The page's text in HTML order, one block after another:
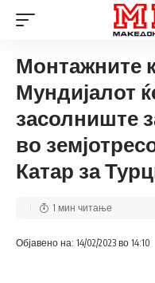
Монтажните
Мундијалот
засолниште
во
Катар за
Објавено на: 14/02/2023 во 14:10
1 мин читање